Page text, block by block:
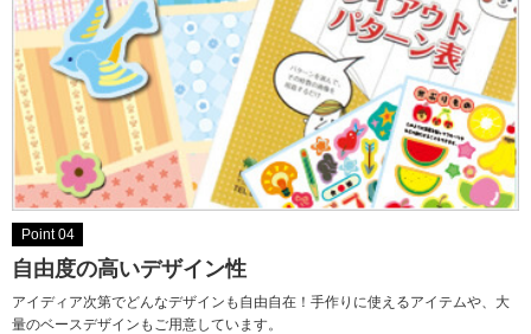
Point 04
自由度の高いデザイン性
アイディア次第でどんなデザインも自由自在！手作りに使えるアイテムや、大
量のベースデザインもご用意しています。